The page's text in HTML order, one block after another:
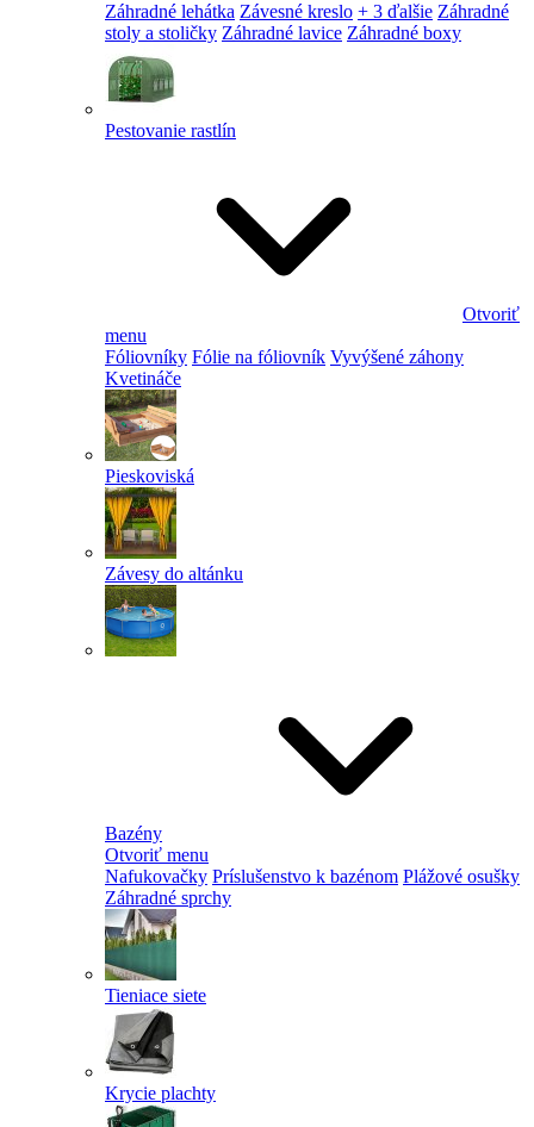
Záhradné lehátka Závesné kreslo + 3 ďalšie Záhradné
stoly a stoličky Záhradné lavice Záhradné boxy
Pestovanie rastlín
Otvoriť
menu
Fóliovníky Fólie na fóliovník Vyvýšené záhony
Kvetináče
Pieskoviská
Závesy do altánku
Bazény
Otvoriť menu
Nafukovačky Príslušenstvo k bazénom Plážové osušky
Záhradné sprchy
Tieniace siete
Krycie plachty